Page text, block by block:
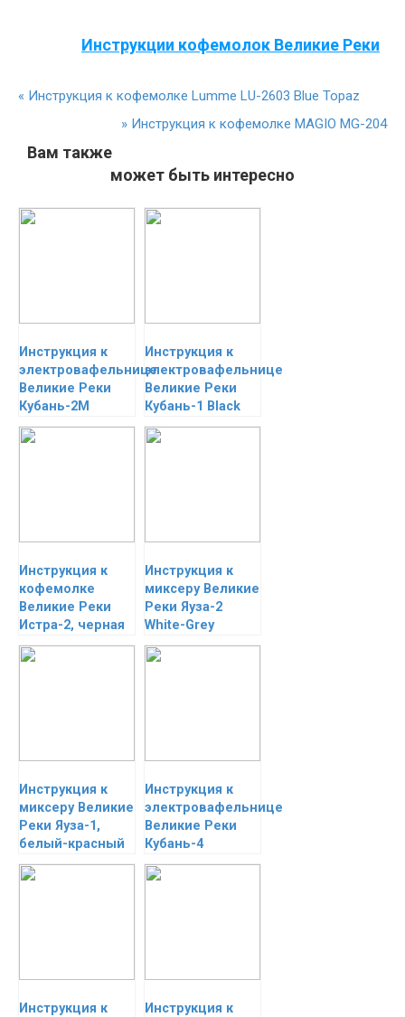
Инструкции кофемолок Великие Реки
« Инструкция к кофемолке Lumme LU-2603 Blue Topaz
» Инструкция к кофемолке MAGIO MG-204
Вам также
может быть интересно
Инструкция к
электровафельнице
Великие Реки
Кубань-2М
Инструкция к
электровафельнице
Великие Реки
Кубань-1 Black
Инструкция к
кофемолке
Великие Реки
Истра-2, черная
Инструкция к
миксеру Великие
Реки Яуза-2
White-Grey
Инструкция к
миксеру Великие
Реки Яуза-1,
белый-красный
Инструкция к
электровафельнице
Великие Реки
Кубань-4
Инструкция к Инструкция к